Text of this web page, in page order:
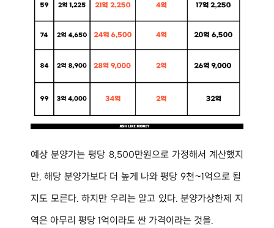
예상 분양가는 평당 8,500만원으로 가정해서 계산했지
만, 해당 분양가보다 더 높게 나와 평당 9천~1억으로 될
지도 모른다. 하지만 우리는 알고 있다. 분양가상한제 지
역은 아무리 평당 1억이라도 싼 가격이라는 것을.